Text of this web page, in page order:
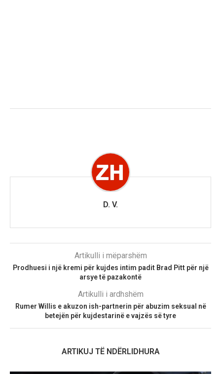
D. V.
Artikulli i mëparshëm
Prodhuesi i një kremi për kujdes intim padit Brad Pitt për një
arsye të pazakontë
Artikulli i ardhshëm
Rumer Willis e akuzon ish-partnerin për abuzim seksual në
betejën për kujdestarinë e vajzës së tyre
ARTIKUJ TË NDËRLIDHURA